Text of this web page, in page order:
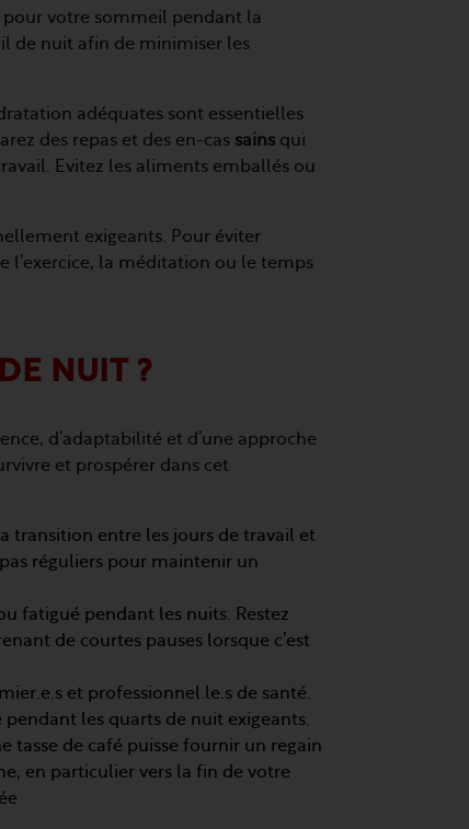
votre sommeil pendant la
de nuit afin de minimiser les
adéquates sont essentielles
des repas et des en-cas sainsqui
Evitez les aliments emballés ou
exigeants. Pour éviter
l’exercice, la méditation ou le temps
NUIT ?
d’adaptabilité et d’une approche
et prospérer dans cet
transition entre les jours de travail et
réguliers pour maintenir un
fatigué pendant les nuits. Restez
de courtes pauses lorsque c’est
et professionnel.le.s de santé.
les quarts de nuit exigeants.
tasse de café puisse fournir un regain
en particulier vers la fin de votre